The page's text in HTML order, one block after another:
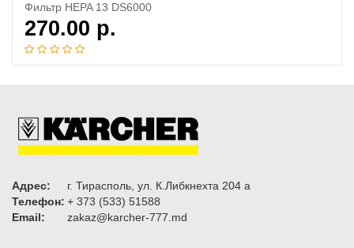
Фильтр HEPA 13 DS6000
270.00 р.
Адрес:
г. Тирасполь, ул. К.Либкнехта 204 а
Телефон: + 373 (533) 51588
Email:
zakaz@karcher-777.md